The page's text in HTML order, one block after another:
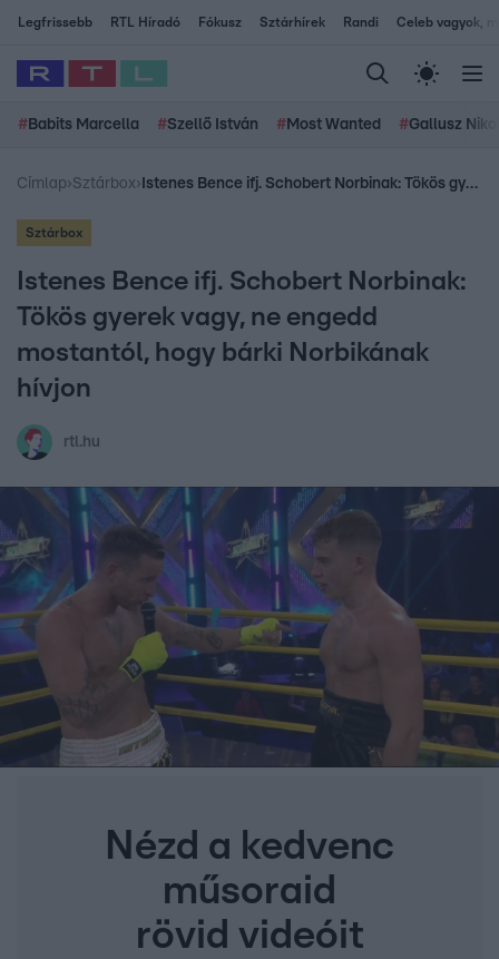
Legfrissebb RTL Híradó Fókusz Sztárhírek Randi Celeb vagyok,
# Babits Marcella #Szellő István # Most Wanted #Gallusz
Címlap›Sztárbox› Istenes Bence ifj. Schobert Norbinak: Tökös gyerek vagy, ne engedd mostantól, hogy bárki Norbikának hívjon
Sztárbox
Istenes Bence ifj. Schobert Norbinak:
Tökös gyerek vagy, ne engedd
mostantól, hogy bárki Norbikának
hívjon
rtl.hu
Nézd a kedvenc
műsoraid
rövid videóit